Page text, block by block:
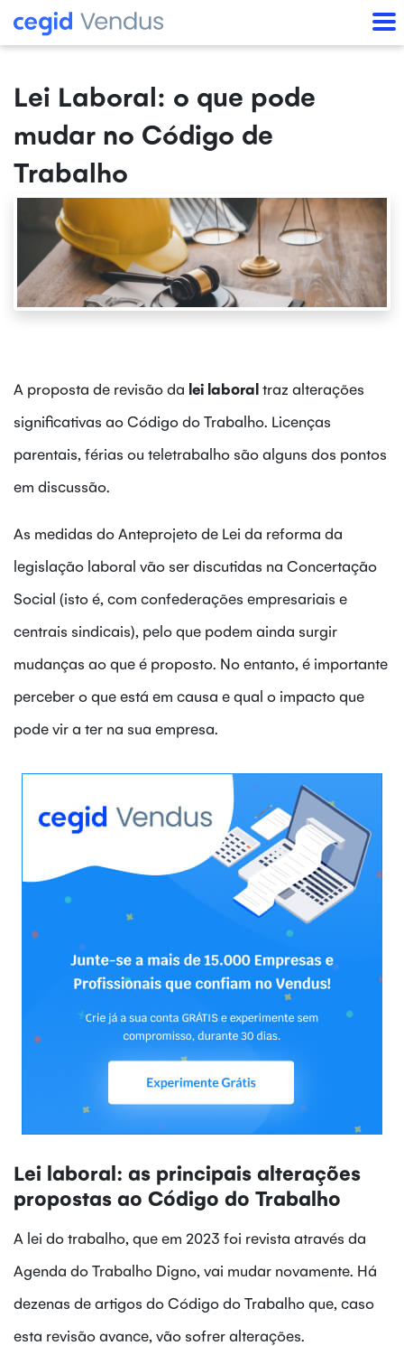
Lei Laboral: o que pode
mudar no Código de
Trabalho
A proposta de revisão da lei laboraltraz alterações
significativas ao Código do Trabalho. Licenças
parentais, férias ou teletrabalho são alguns dos pontos
em discussão.
As medidas do Anteprojeto de Lei da reforma da
legislação laboral vão ser discutidas na Concertação
Social (isto é, com confederações empresariais e
centrais sindicais), pelo que podem ainda surgir
mudanças ao que é proposto. No entanto, é importante
perceber o que está em causa e qual o impacto que
pode vir a ter na sua empresa.
Lei laboral: as principais alterações
propostas ao Código do Trabalho
A lei do trabalho, que em 2023 foi revista através da
Agenda do Trabalho Digno, vai mudar novamente. Há
dezenas de artigos do Código do Trabalho que, caso
esta revisão avance, vão sofrer alterações.